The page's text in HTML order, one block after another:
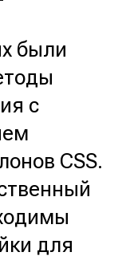
были
с
CSS.
для